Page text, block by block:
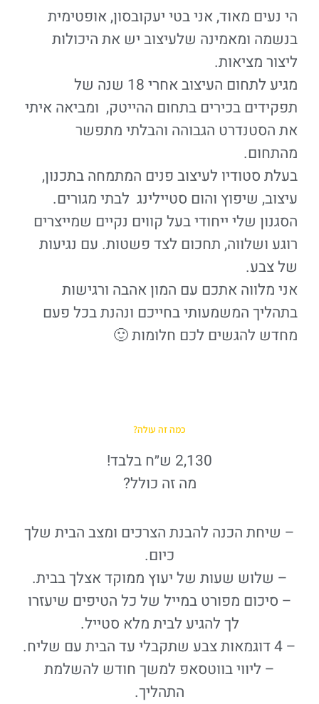
הי נעים מאוד, אני בטי יעקובסון, אופטימית
בנשמה ומאמינה שלעיצוב יש את היכולות
ליצור מציאות.
מגיע לתחום העיצוב אחרי 18 שנה של
תפקידים בכירים בתחום ההייטק, ומביאה איתי
את הסטנדרט הגבוהה והבלתי מתפשר
מהתחום.
בעלת סטודיו לעיצוב פנים המתמחה בתכנון,
עיצוב, שיפוץ והום סטיילינג לבתי מגורים.
הסגנון שלי ייחודי בעל קווים נקיים שמייצרים
רוגע ושלווה, תחכום לצד פשטות. עם נגיעות
של צבע.
אני מלווה אתכם עם המון אהבה ורגישות
בתהליך המשמעותי בחייכם ונהנת בכל פעם
מחדש להגשים לכם חלומות 🙂
כמה זה עולה?
2,130 ש״ח בלבד!
מה זה כולל?
– שיחת הכנה להבנת הצרכים ומצב הבית שלך
כיום.
– שלוש שעות של יעוץ ממוקד אצלך בבית.
– סיכום מפורט במייל של כל הטיפים שיעזרו
לך להגיע לבית מלא סטייל.
– 4 דוגמאות צבע שתקבלי עד הבית עם שליח.
– ליווי בווטסאפ למשך חודש להשלמת
התהליך.